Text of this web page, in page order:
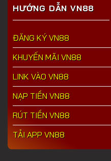
HƯỚNG DẪN VN88
ĐĂNG KÝ VN88
KHUYẾN MÃI VN88
LINK VÀO VN88
NẠP TIỀN VN88
RÚT TIỀN VN88
TẢI APP VN88